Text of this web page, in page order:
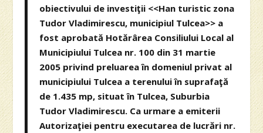
obiectivului de investiţii <<Han turistic zona
Tudor Vladimirescu, municipiul Tulcea>> a
fost aprobată Hotărârea Consiliului Local al
Municipiului Tulcea nr. 100 din 31 martie
2005 privind preluarea în domeniul privat al
municipiului Tulcea a terenului în suprafaţă
de 1.435 mp, situat în Tulcea, Suburbia
Tudor Vladimirescu. Ca urmare a emiterii
Autorizaţiei pentru executarea de lucrări nr.